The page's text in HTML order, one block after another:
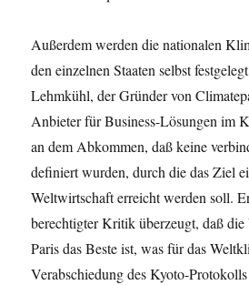
Außerdem werden die nationalen
den einzelnen Staaten selbst
Lehmkühl, der Gründer von
Anbieter für Business-Lösungen im
an dem Abkommen, daß keine
definiert wurden, durch die das Ziel
Weltwirtschaft erreicht werden soll.
berechtigter Kritik überzeugt, daß
Paris das Beste ist, was für das
Verabschiedung des Kyoto-